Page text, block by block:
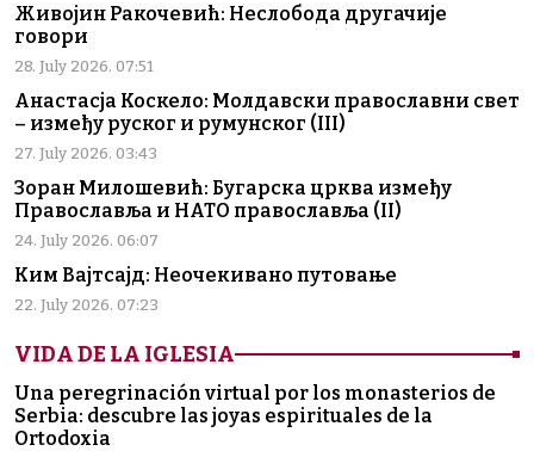
Живојин Ракочевић: Неслобода другачије
говори
28. July 2026. 07:51
Анастасја Коскело: Молдавски православни свет
– између руског и румунског (III)
27. July 2026. 03:43
Зоран Милошевић: Бугарска црква између
Православља и НАТО православља (II)
24. July 2026. 06:07
Ким Вајтсајд: Неочекивано путовање
22. July 2026. 07:23
VIDA DE LA IGLESIA
Una peregrinación virtual por los monasterios de
Serbia: descubre las joyas espirituales de la
Ortodoxia